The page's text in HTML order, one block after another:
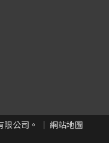
公司。 ｜ 網站地圖